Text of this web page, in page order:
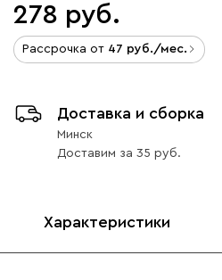
278
Рассрочка от 47 /мес.
Доставка и сборка
Минск
Доставим за 35
Характеристики